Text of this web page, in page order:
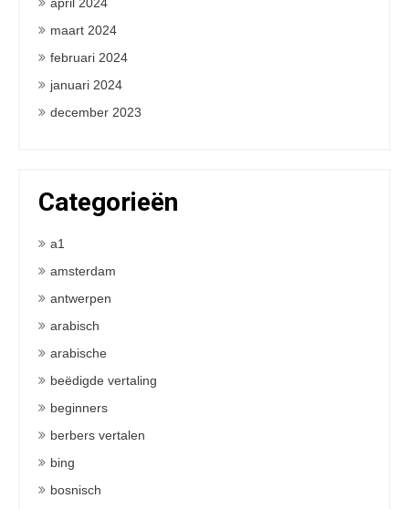
maart 2024
februari 2024
januari 2024
december 2023
Categorieën
a1
amsterdam
antwerpen
arabisch
arabische
beëdigde vertaling
beginners
berbers vertalen
bing
bosnisch